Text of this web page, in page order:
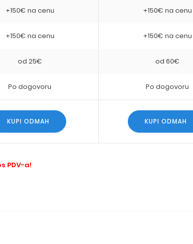
+150€ na cenu +150€ na cenu
+150€ na cenu +150€ na cenu
od 25€ od 60€
Po dogovoru Po dogovoru
KUPI ODMAH KUPI ODMAH
PDV-a!